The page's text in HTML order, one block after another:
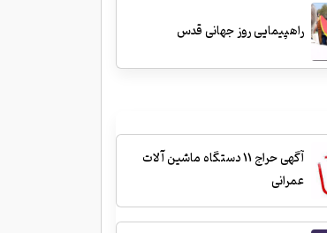
راهپیمایی روز جهانی قدس
آگهی حراج 11 دستگاه ماشین آلات
عمرانی